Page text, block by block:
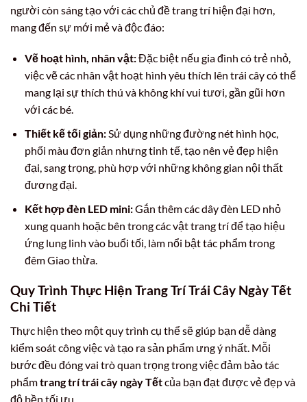
người còn sáng tạo với các chủ đề trang trí hiện đại hơn,
mang đến sự mới mẻ và độc đáo:
Vẽ hoạt hình, nhân vật:Đặc biệt nếu gia đình có trẻ nhỏ,
việc vẽ các nhân vật hoạt hình yêu thích lên trái cây có thể
mang lại sự thích thú và không khí vui tươi, gần gũi hơn
với các bé.
Thiết kế tối giản:Sử dụng những đường nét hình học,
phối màu đơn giản nhưng tinh tế, tạo nên vẻ đẹp hiện
đại, sang trọng, phù hợp với những không gian nội thất
đương đại.
Kết hợp đèn LED mini:Gắn thêm các dây đèn LED nhỏ
xung quanh hoặc bên trong các vật trang trí để tạo hiệu
ứng lung linh vào buổi tối, làm nổi bật tác phẩm trong
đêm Giao thừa.
Quy Trình Thực Hiện Trang Trí Trái Cây Ngày Tết
Chi Tiết
Thực hiện theo một quy trình cụ thể sẽ giúp bạn dễ dàng
kiểm soát công việc và tạo ra sản phẩm ưng ý nhất. Mỗi
bước đều đóng vai trò quan trọng trong việc đảm bảo tác
phẩmtrang trí trái cây ngày Tếtcủa bạn đạt được vẻ đẹp và
độ bền tối ưu.